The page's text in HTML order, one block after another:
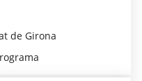
de Girona